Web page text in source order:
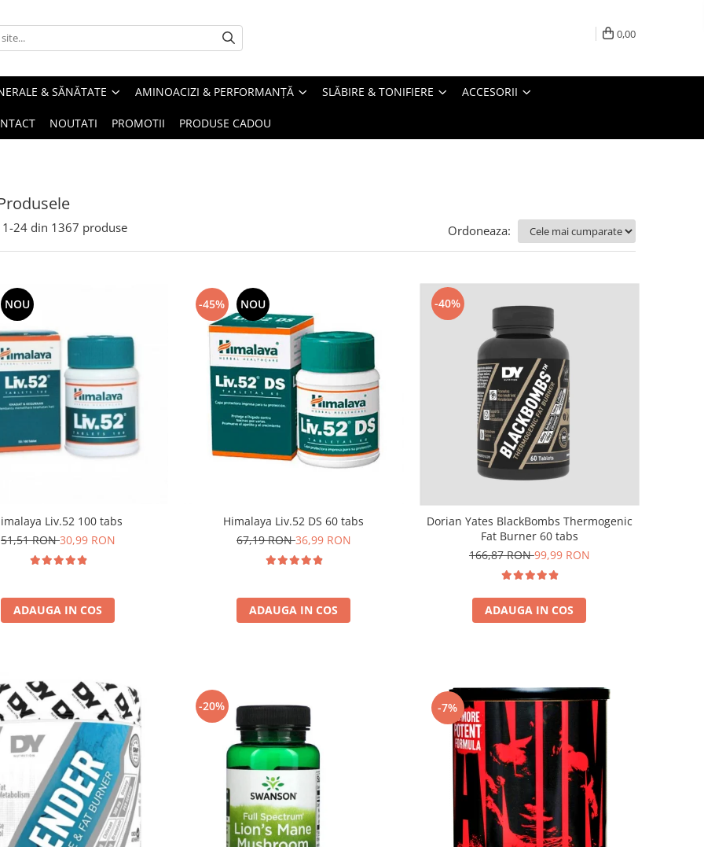
0,00
& SĂNĂTATE AMINOACIZI & PERFORMANȚĂ SLĂBIRE & TONIFIERE ACCESORII
NOUTATI PROMOTII PRODUSE CADOU
1-24 din 1367 produse Ordoneaza:
NOU
Liv.52 100 tabs
51,51 RON30,99 RON
ADAUGA IN COS
-45% NOU
Himalaya Liv.52 DS 60 tabs
67,19 RON36,99 RON
ADAUGA IN COS
-40%
Dorian Yates BlackBombs Thermogenic
Fat Burner 60 tabs
166,87 RON99,99 RON
ADAUGA IN COS
-20% -7%